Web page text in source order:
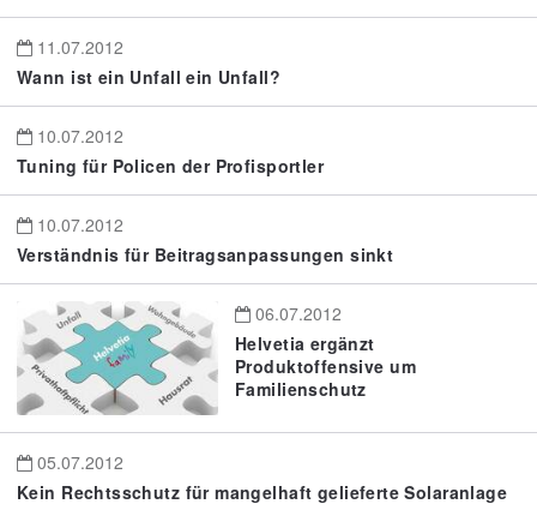
11.07.2012
Wann ist ein Unfall ein Unfall?
10.07.2012
Tuning für Policen der Profisportler
10.07.2012
Verständnis für Beitragsanpassungen sinkt
06.07.2012
Helvetia ergänzt
Produktoffensive um
Familienschutz
05.07.2012
Kein Rechtsschutz für mangelhaft gelieferte Solaranlage